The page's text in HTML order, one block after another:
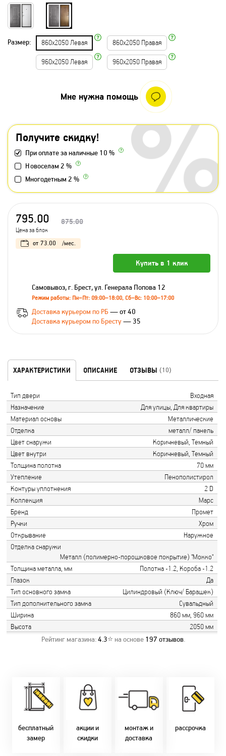
Размер: 860х2050 Левая 860х2050 Правая
960х2050 Левая 960х2050 Правая
Получите скидку!
При оплате за наличные 10 %
Новоселам 2 %
Многодетным 2 %
Мне нужна помощь
795.00 875.00
Цена за блок
от 73.00 /мес.
Купить в 1 клик
Самовывоз, г. Брест, ул. Генерала Попова 12
Режим работы: Пн–Пт: 09:00–18:00, Сб–Вс: 10:00–17:00
Доставка курьером по РБ — от 40
Доставка курьером по Бресту— 35
ХАРАКТЕРИСТИКИ ОПИСАНИЕ ОТЗЫВЫ (10)
Тип двери
Входная
Назначение
Для улицы, Для квартиры
Материал основы
Металлические
Отделка
металл/ панель
Цвет снаружи
Коричневый, Темный
Цвет внутри
Коричневый, Темный
Толщина полотна
70 мм
Утепление
Пенополистирол
Контуры уплотнения
2 D
Коллекция
Марс
Бренд
Промет
Ручки
Хром
Открывание
Наружное
Отделка снаружи
Металл (полимерно-порошковое покрытие) "Мокко"
Толщина металла, мм
Полотна -1.2, Короба -1.2
Глазок
Да
Тип основного замка
Цилиндровый (Ключ/ Барашек)
Тип дополнительного замка
Сувальдный
Ширина
860 мм, 960 мм
Высота
2050 мм
Рейтинг магазина:4.3⭐ на основе 197 отзывов.
бесплатный
замер
Замер бесплатно!
Оперативно!
День-в-день или
на следующий!
заказать по
10-40, (Viber)
акции и
скидки
Скидки:
-новоселам - 2%
-многодетным -
2%
наличными - 10%
монтаж и
доставка
фурнитуры.
Качественный
монтаж дверей,
окон и мебели.
Беларуси.
В удобное для Вас
рассрочка
Микс
2-36 мес
Магнит-5 мес.
Смарт - 4 мес.
FUN - 4 мес.